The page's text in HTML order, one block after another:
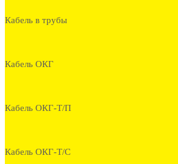
Кабель в трубы
Кабель ОКГ
Кабель ОКГ-Т/П
Кабель ОКГ-Т/С